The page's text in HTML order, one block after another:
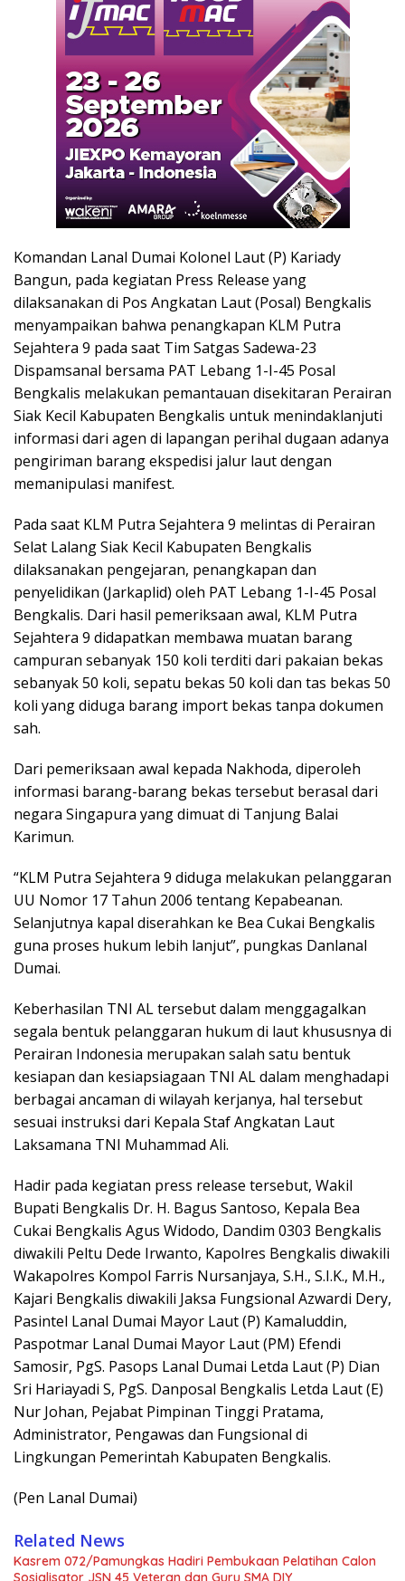
Komandan Lanal Dumai Kolonel Laut (P) Kariady
Bangun, pada kegiatan Press Release yang
dilaksanakan di Pos Angkatan Laut (Posal) Bengkalis
menyampaikan bahwa penangkapan KLM Putra
Sejahtera 9 pada saat Tim Satgas Sadewa-23
Dispamsanal bersama PAT Lebang 1-I-45 Posal
Bengkalis melakukan pemantauan disekitaran Perairan
Siak Kecil Kabupaten Bengkalis untuk menindaklanjuti
informasi dari agen di lapangan perihal dugaan adanya
pengiriman barang ekspedisi jalur laut dengan
memanipulasi manifest.
Pada saat KLM Putra Sejahtera 9 melintas di Perairan
Selat Lalang Siak Kecil Kabupaten Bengkalis
dilaksanakan pengejaran, penangkapan dan
penyelidikan (Jarkaplid) oleh PAT Lebang 1-I-45 Posal
Bengkalis. Dari hasil pemeriksaan awal, KLM Putra
Sejahtera 9 didapatkan membawa muatan barang
campuran sebanyak 150 koli terditi dari pakaian bekas
sebanyak 50 koli, sepatu bekas 50 koli dan tas bekas 50
koli yang diduga barang import bekas tanpa dokumen
sah.
Dari pemeriksaan awal kepada Nakhoda, diperoleh
informasi barang-barang bekas tersebut berasal dari
negara Singapura yang dimuat di Tanjung Balai
Karimun.
“KLM Putra Sejahtera 9 diduga melakukan pelanggaran
UU Nomor 17 Tahun 2006 tentang Kepabeanan.
Selanjutnya kapal diserahkan ke Bea Cukai Bengkalis
guna proses hukum lebih lanjut”, pungkas Danlanal
Dumai.
Keberhasilan TNI AL tersebut dalam menggagalkan
segala bentuk pelanggaran hukum di laut khususnya di
Perairan Indonesia merupakan salah satu bentuk
kesiapan dan kesiapsiagaan TNI AL dalam menghadapi
berbagai ancaman di wilayah kerjanya, hal tersebut
sesuai instruksi dari Kepala Staf Angkatan Laut
Laksamana TNI Muhammad Ali.
Hadir pada kegiatan press release tersebut, Wakil
Bupati Bengkalis Dr. H. Bagus Santoso, Kepala Bea
Cukai Bengkalis Agus Widodo, Dandim 0303 Bengkalis
diwakili Peltu Dede Irwanto, Kapolres Bengkalis diwakili
Wakapolres Kompol Farris Nursanjaya, S.H., S.I.K., M.H.,
Kajari Bengkalis diwakili Jaksa Fungsional Azwardi Dery,
Pasintel Lanal Dumai Mayor Laut (P) Kamaluddin,
Paspotmar Lanal Dumai Mayor Laut (PM) Efendi
Samosir, PgS. Pasops Lanal Dumai Letda Laut (P) Dian
Sri Hariayadi S, PgS. Danposal Bengkalis Letda Laut (E)
Nur Johan, Pejabat Pimpinan Tinggi Pratama,
Administrator, Pengawas dan Fungsional di
Lingkungan Pemerintah Kabupaten Bengkalis.
(Pen Lanal Dumai)
Related News
Kasrem 072/Pamungkas Hadiri Pembukaan Pelatihan Calon
Sosialisator JSN 45 Veteran dan Guru SMA DIY